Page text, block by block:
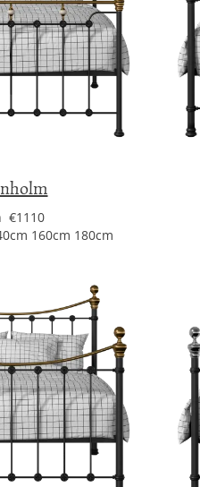
€1110
160cm 180cm